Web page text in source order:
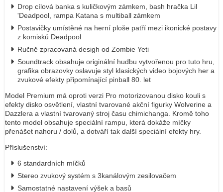
Drop cílová banka s kuličkovým zámkem, bash hračka Lil
'Deadpool, rampa Katana s multiball zámkem
Postavičky umístěné na herní ploše patří mezi ikonické postavy
z komisků Deadpool
Ručně zpracovaná desigh od Zombie Yeti
Soundtrack obsahuje originální hudbu vytvořenou pro tuto hru,
grafika obrazovky oslavuje styl klasických video bojových her a
zvukové efekty připomínající pinball 80. let
Model Premium má oproti verzi Pro motorizovanou disko kouli s
efekty disko osvětlení, vlastní tvarované akční figurky Wolverine a
Dazzlera a vlastní tvarovaný stroj času chimichanga. Kromě toho
tento model obsahuje speciální rampu, která dokáže míčky
přenášet nahoru / dolů, a dotváří tak další speciální efekty hry.
Příslušenství:
6 standardních míčků
Stereo zvukový systém s 3kanálovým zesilovačem
Samostatné nastavení výšek a basů